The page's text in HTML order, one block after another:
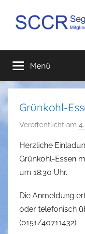
Inhalt
SCCR
e.V.
Deutschen
Segler-
Verband
Menü
Grünkohl-
Veröffentlicht am
Herzliche
Grünkohl-Essen
um 18:30 Uhr.
Die Anmeldung
oder telefonisch
(0151/40711432).